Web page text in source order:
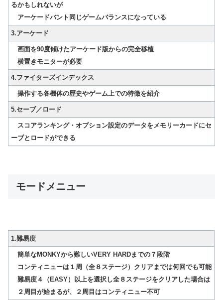
るかもしれないが
アーケードバント同じゲームバランスになっている
3.アーケード
画面を90度傾けたアーケード版からの完全移植
横置きモニターが必要
4.ファイターズインデックス
操作する各機体の歴史やゲーム上での特徴を紹介
5.セーブ／ロード
スコアランキング・オプション設定のデータをメモリーカードにセ
ーブとロードができる
モードメニュー
1.難易度
簡単なMONKYから難しいVERY HARDまでの７段階
コンティニューは１周（全８ステージ）クリアまでは何回でも可能
難易度４（EASY）以上を選択し全８ステージをクリアした場合は
２周目が始まるが、２周目はコンティニュー不可